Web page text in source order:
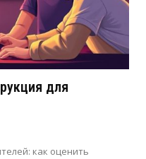
для
как оценить